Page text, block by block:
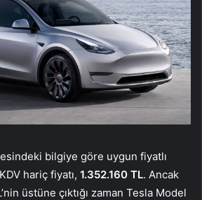
bilgiye göre uygun fiyatlı
hariç fiyatı, 1.352.160 TL. Ancak
üstüne çıktığı zaman Tesla Model